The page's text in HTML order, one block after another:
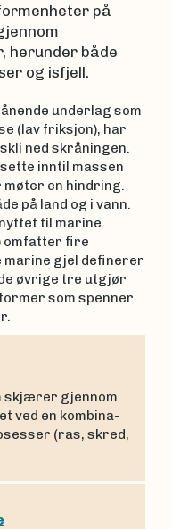
på
herunder både
og isfjell.
underlag som
(lav friksjon), har
ned skråningen.
inntil massen
en hindring.
på land og i vann.
til marine
omfatter fire
marine gjel definerer
øvrige tre utgjør
som spenner
skjærer gjennom
ved en kombina­
(ras, skred,